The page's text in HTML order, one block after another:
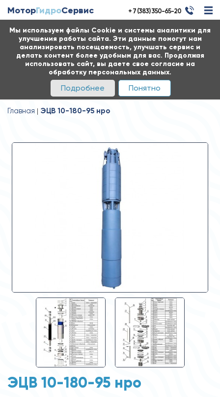
Мы используем файлы Cookie и системы аналитики для
улучшения работы сайта. Эти данные помогут нам
анализировать посещаемость, улучшать сервис и
делать контент более удобным для вас. Продолжая
использовать сайт, вы даете свое согласие на
обработку персональных данных.
Подробнее Понятно
МоторГидроСервис + 7 (383) 350-65-20
Главная ЭЦВ 10-180-95 нро
ЭЦВ 10-180-95 нро